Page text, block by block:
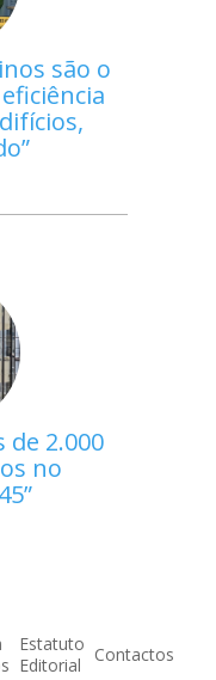
são o
de 2.000
no
Estatuto
Editorial
Contactos